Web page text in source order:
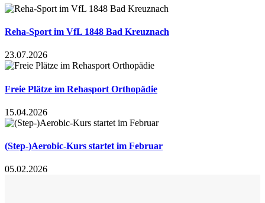
Reha-Sport im VfL 1848 Bad Kreuznach
23.07.2026
Freie Plätze im Rehasport Orthopädie
15.04.2026
(Step-)Aerobic-Kurs startet im Februar
05.02.2026